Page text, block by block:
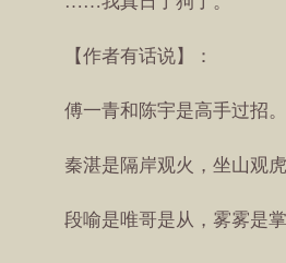
【作者有话说】：
傅一青和陈宇是高手过招。
秦湛是隔岸观火，坐山观虎
段喻是唯哥是从，雾雾是掌